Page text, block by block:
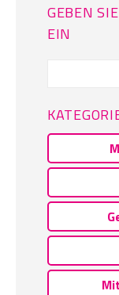
GEBEN
EIN